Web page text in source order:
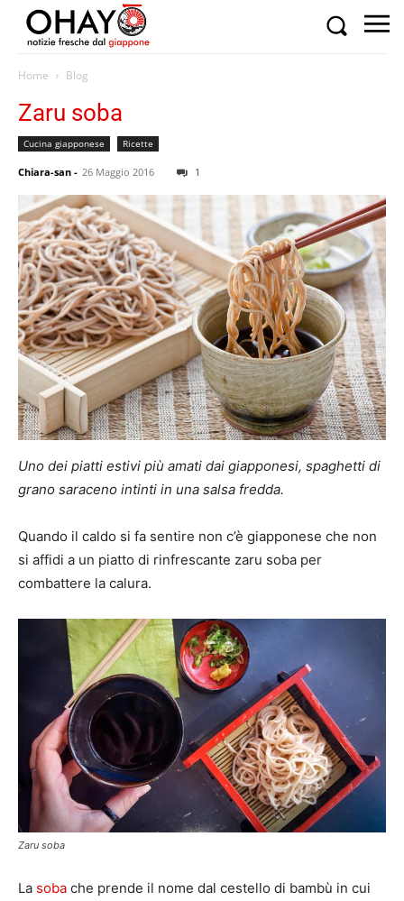
Home Blog
Zaru soba
Cucina giapponese Ricette
Chiara-san - 26 Maggio 2016 1
Uno dei piatti estivi più amati dai giapponesi, spaghetti di
grano saraceno intinti in una salsa fredda.
Quando il caldo si fa sentire non c’è giapponese che non
si affidi a un piatto di rinfrescante zaru soba per
combattere la calura.
Zaru soba
La soba che prende il nome dal cestello di bambù in cui